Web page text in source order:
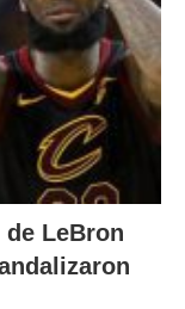
LeBron